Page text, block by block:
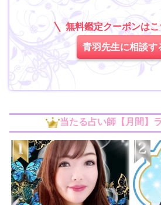
無料鑑定クーポンは
青羽先生に相談す
当たる占い師【月間】